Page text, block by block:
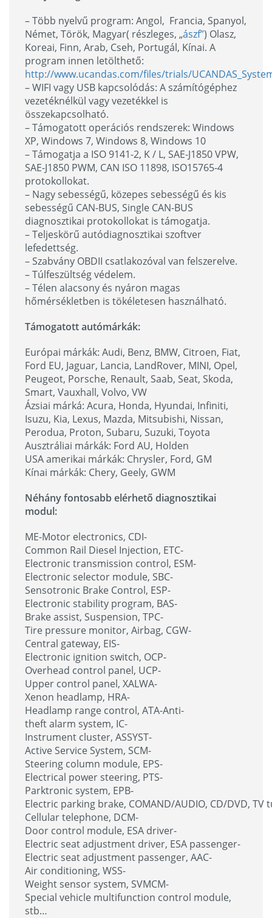
– Több nyelvű program: Angol, Francia, Spanyol,
Német, Török, Magyar( részleges, „ászf”) Olasz,
Koreai, Finn, Arab, Cseh, Portugál, Kínai. A
program innen letölthető:
http://www.ucandas.com/files/trials/
– WIFI vagy USB kapcsolódás: A számítógéphez
vezetéknélkül vagy vezetékkel is
összekapcsolható.
– Támogatott operációs rendszerek: Windows
XP, Windows 7, Windows 8, Windows 10
– Támogatja a ISO 9141-2, K / L, SAE-J1850 VPW,
SAE-J1850 PWM, CAN ISO 11898, ISO15765-4
protokollokat.
– Nagy sebességű, közepes sebességű és kis
sebességű CAN-BUS, Single CAN-BUS
diagnosztikai protokollokat is támogatja.
– Teljeskörű autódiagnosztikai szoftver
lefedettség.
– Szabvány OBDII csatlakozóval van felszerelve.
– Túlfeszültség védelem.
– Télen alacsony és nyáron magas
hőmérsékletben is tökéletesen használható.
Támogatott autómárkák:
Európai márkák: Audi, Benz, BMW, Citroen, Fiat,
Ford EU, Jaguar, Lancia, LandRover, MINI, Opel,
Peugeot, Porsche, Renault, Saab, Seat, Skoda,
Smart, Vauxhall, Volvo, VW
Ázsiai márká: Acura, Honda, Hyundai, Infiniti,
Isuzu, Kia, Lexus, Mazda, Mitsubishi, Nissan,
Perodua, Proton, Subaru, Suzuki, Toyota
Ausztráliai márkák: Ford AU, Holden
USA amerikai márkák: Chrysler, Ford, GM
Kínai márkák: Chery, Geely, GWM
Néhány fontosabb elérhető diagnosztikai
modul:
ME-Motor electronics, CDI-
Common Rail Diesel Injection, ETC-
Electronic transmission control, ESM-
Electronic selector module, SBC-
Sensotronic Brake Control, ESP-
Electronic stability program, BAS-
Brake assist, Suspension, TPC-
Tire pressure monitor, Airbag, CGW-
Central gateway, EIS-
Electronic ignition switch, OCP-
Overhead control panel, UCP-
Upper control panel, XALWA-
Xenon headlamp, HRA-
Headlamp range control, ATA-Anti-
theft alarm system, IC-
Instrument cluster, ASSYST-
Active Service System, SCM-
Steering column module, EPS-
Electrical power steering, PTS-
Parktronic system, EPB-
Electric parking brake, COMAND/AUDIO, CD/DVD, TV
Cellular telephone, DCM-
Door control module, ESA driver-
Electric seat adjustment driver, ESA passenger-
Electric seat adjustment passenger, AAC-
Air conditioning, WSS-
Weight sensor system, SVMCM-
Special vehicle multifunction control module,
stb…